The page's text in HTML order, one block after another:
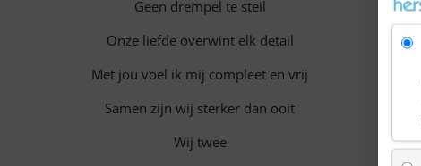
Geen drempel te steil
Onze liefde overwint elk detail
Met jou voel ik mij compleet en vrij
Samen zijn wij sterker dan ooit
Wij twee